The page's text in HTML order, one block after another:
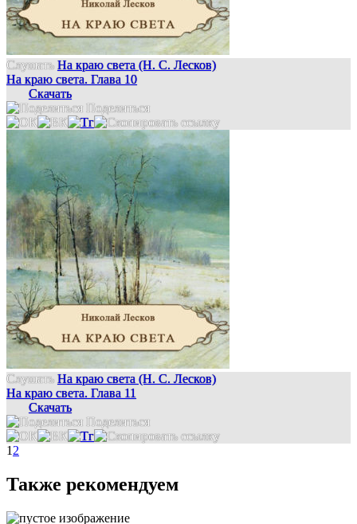
Слушать На краю света (Н. С. Лесков)
На краю света. Глава 10
Скачать
Поделиться
Слушать На краю света (Н. С. Лесков)
На краю света. Глава 11
Скачать
Поделиться
1 2
Также рекомендуем